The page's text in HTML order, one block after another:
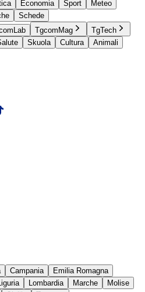
Economia Sport
Meteo
Schede
TgcomMag
TgTech
Skuola Cultura
Animali
Campania
Emilia Romagna
Lombardia Marche
Molise